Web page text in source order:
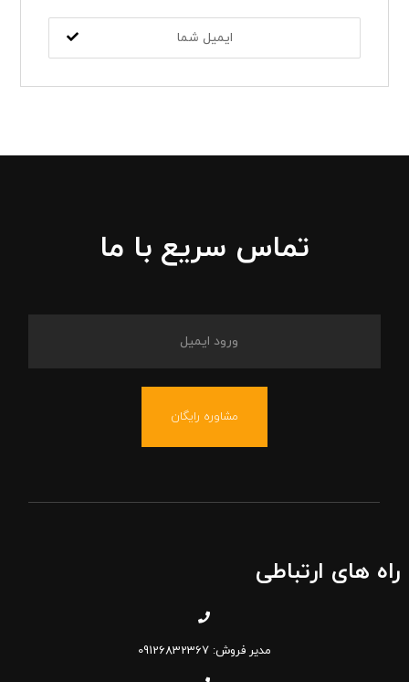
تماس سریع با ما
مشاوره رایگان
راه های ارتباطی
مدیر فروش: 09126832367